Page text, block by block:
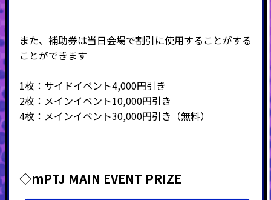
また、補助券は当日会場で割引に使用することがする
ことができます
1枚：サイドイベント4,000円引き
2枚：メインイベント10,000円引き
4枚：メインイベント30,000円引き（無料）
◇mPTJ MAIN EVENT PRIZE